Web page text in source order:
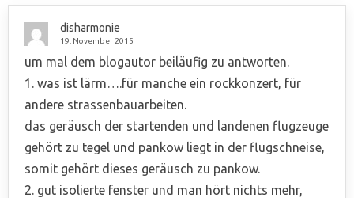
disharmonie
19. November 2015
um mal dem blogautor beiläufig zu antworten.
1. was ist lärm….für manche ein rockkonzert, für
andere strassenbauarbeiten.
das geräusch der startenden und landenen flugzeuge
gehört zu tegel und pankow liegt in der flugschneise,
somit gehört dieses geräusch zu pankow.
2. gut isolierte fenster und man hört nichts mehr,